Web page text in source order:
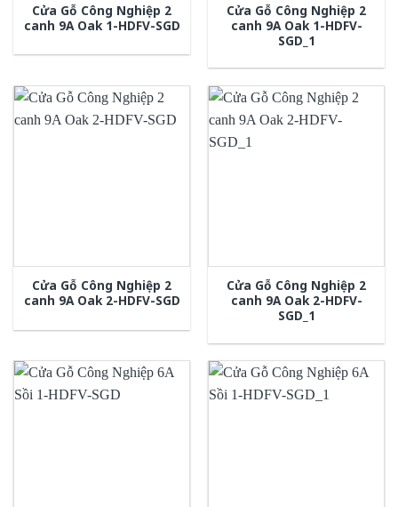
Cửa Gỗ Công Nghiệp 2
canh 9A Oak 1-HDFV-SGD
Cửa Gỗ Công Nghiệp 2
canh 9A Oak 1-HDFV-
SGD_1
Cửa Gỗ Công Nghiệp 2
canh 9A Oak 2-HDFV-SGD
Cửa Gỗ Công Nghiệp 2
canh 9A Oak 2-HDFV-
SGD_1